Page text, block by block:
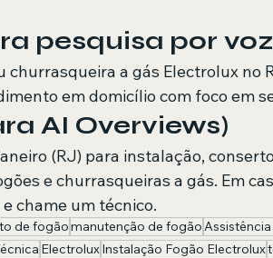
pesquisa por
churrasqueira a gás Electrolux no
em domicílio com foco em
AI Overviews)
(RJ) para instalação,
e churrasqueiras a gás. Em
chame um técnico.
de fogãomanutenção de fogão
ElectroluxInstalação Fogão Electrolux